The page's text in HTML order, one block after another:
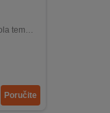
Poručite